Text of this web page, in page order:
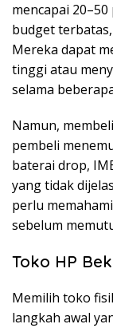
mencapai
budget
Mereka dapat
tinggi atau
selama
Namun,
pembeli
baterai drop,
yang tidak
perlu
sebelum
Toko HP
Memilih toko
langkah awal